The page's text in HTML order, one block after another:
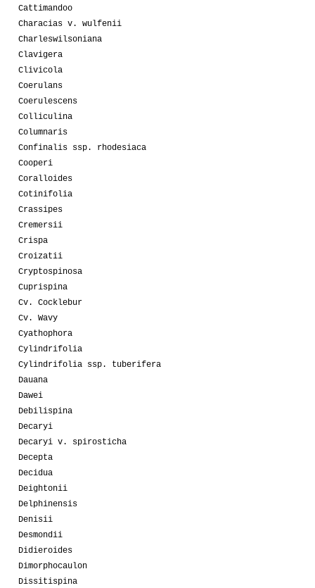
Cattimandoo
Characias v. wulfenii
Charleswilsoniana
Clavigera
Clivicola
Coerulans
Coerulescens
Colliculina
Columnaris
Confinalis ssp. rhodesiaca
Cooperi
Coralloides
Cotinifolia
Crassipes
Cremersii
Crispa
Croizatii
Cryptospinosa
Cuprispina
Cv. Cocklebur
Cv. Wavy
Cyathophora
Cylindrifolia
Cylindrifolia ssp. tuberifera
Dauana
Dawei
Debilispina
Decaryi
Decaryi v. spirosticha
Decepta
Decidua
Deightonii
Delphinensis
Denisii
Desmondii
Didieroides
Dimorphocaulon
Dissitispina